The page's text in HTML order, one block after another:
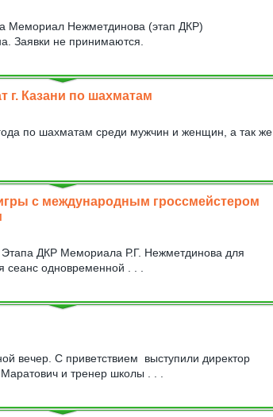
Мемориал Нежметдинова (этап ДКР)
Заявки не принимаются.
г. Казани по шахматам
по шахматам среди мужчин и женщин, а так же
с международным гроссмейстером
ДКР Мемориала Р.Г. Нежметдинова для
сеанс одновременной . . .
вечер. С приветствием выступили директор
и тренер школы . . .